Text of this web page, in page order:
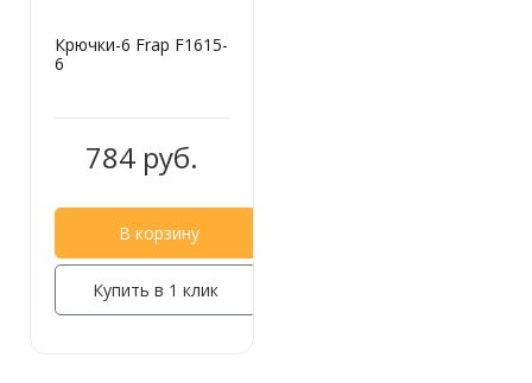
Крючок двойной Frap F1905-2
Крючки-6 Frap F1615-
6
784 руб.
В корзину
Купить в 1 клик